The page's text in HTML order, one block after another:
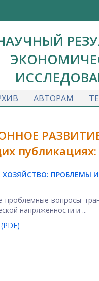
АВТОРАМ
РАЗВИТИЕ
публикациях:
ХОЗЯЙСТВО: ПРОБЛЕМЫ
вопросы
напряженности и ...